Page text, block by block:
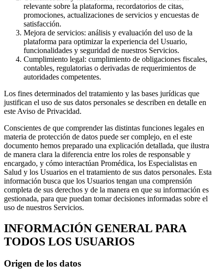
relevante sobre la plataforma, recordatorios de citas,
promociones, actualizaciones de servicios y encuestas de
satisfacción.
Mejora de servicios: análisis y evaluación del uso de la
plataforma para optimizar la experiencia del Usuario,
funcionalidades y seguridad de nuestros Servicios.
Cumplimiento legal: cumplimiento de obligaciones fiscales,
contables, regulatorias o derivadas de requerimientos de
autoridades competentes.
Los fines determinados del tratamiento y las bases jurídicas que
justifican el uso de sus datos personales se describen en detalle en
este Aviso de Privacidad.
Conscientes de que comprender las distintas funciones legales en
materia de protección de datos puede ser complejo, en el este
documento hemos preparado una explicación detallada, que ilustra
de manera clara la diferencia entre los roles de responsable y
encargado, y cómo interactúan Promédica, los Especialistas en
Salud y los Usuarios en el tratamiento de sus datos personales. Esta
información busca que los Usuarios tengan una comprensión
completa de sus derechos y de la manera en que su información es
gestionada, para que puedan tomar decisiones informadas sobre el
uso de nuestros Servicios.
INFORMACIÓN GENERAL PARA
TODOS LOS USUARIOS
Origen de los datos